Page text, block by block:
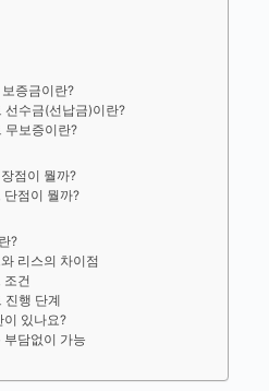
증금이란?
선수금(선납금)이란?
무보증이란?
점이 뭘까?
단점이 뭘까?
?
리스의 차이점
조건
진행 단계
이 있나요?
부담없이 가능